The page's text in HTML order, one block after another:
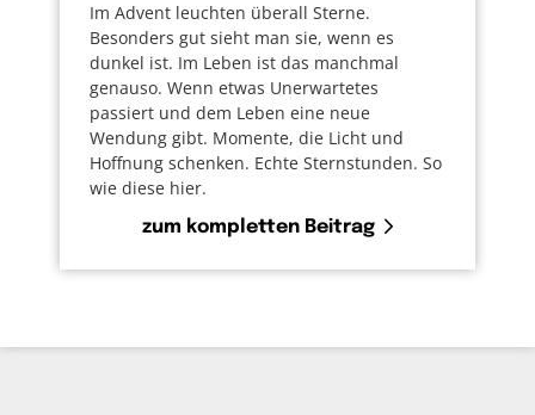
Im Advent leuchten überall Sterne.
Besonders gut sieht man sie, wenn es
dunkel ist. Im Leben ist das manchmal
genauso. Wenn etwas Unerwartetes
passiert und dem Leben eine neue
Wendung gibt. Momente, die Licht und
Hoffnung schenken. Echte Sternstunden. So
wie diese hier.
zum kompletten Beitrag